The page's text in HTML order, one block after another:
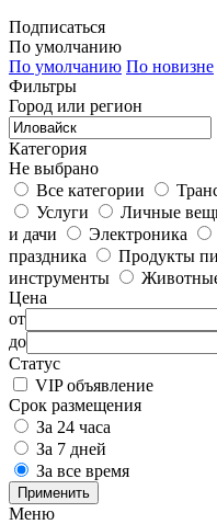
Подписаться
По умолчанию
По умолчанию По новизне
Фильтры
Город или регион
Категория
Не выбрано
Все категории
Услуги
Личные
и дачи
Электроника
праздника
Продукты
инструменты
Цена
от
до
Статус
VIP объявление
Срок размещения
За 24 часа
За 7 дней
За все время
Применить
Меню